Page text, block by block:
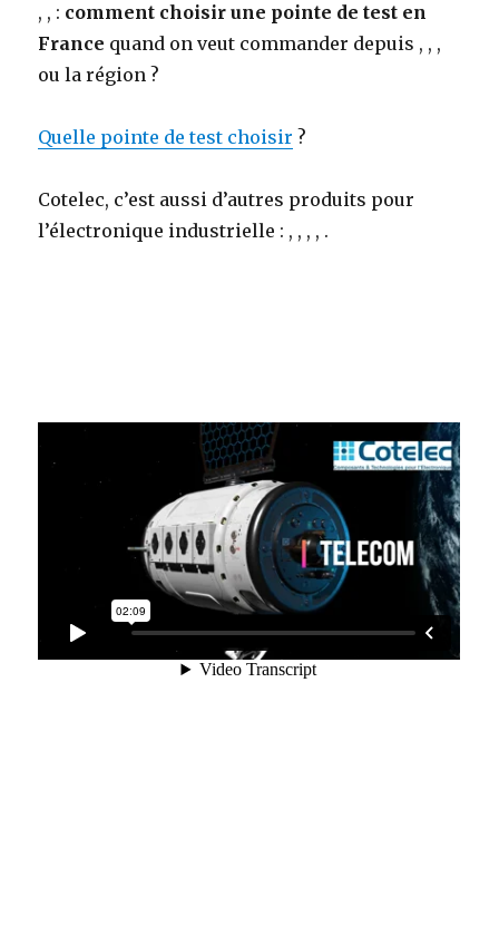
, , : comment choisir une pointe de test en
France quand on veut commander depuis , , ,
ou la région ?
Quelle pointe de test choisir ?
Cotelec, c’est aussi d’autres produits pour
l’électronique industrielle : , , , , .